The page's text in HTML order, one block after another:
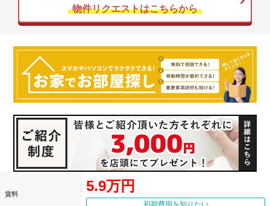
物件リクエストはこちらから
賃料 5.9万円
初期費用を知りたい